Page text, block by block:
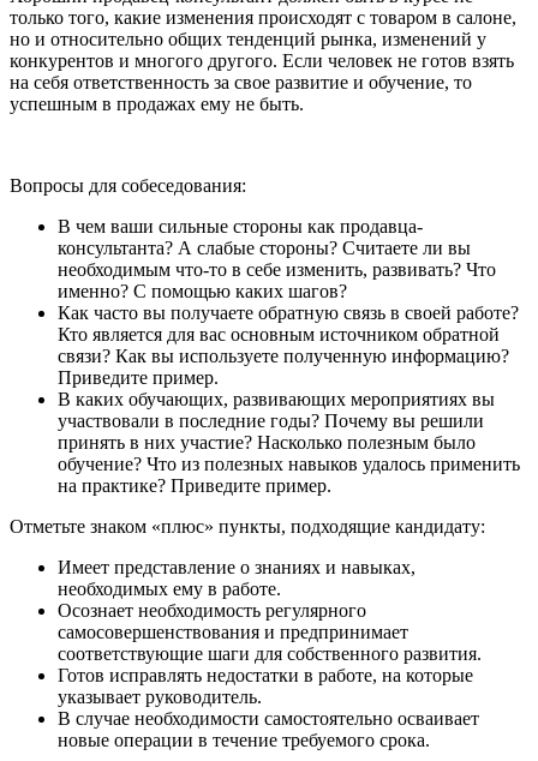
только того, какие изменения происходят с товаром в салоне,
но и относительно общих тенденций рынка, изменений у
конкурентов и многого другого. Если человек не готов взять
на себя ответственность за свое развитие и обучение, то
успешным в продажах ему не быть.
Вопросы для собеседования:
В чем ваши сильные стороны как продавца-
консультанта? А слабые стороны? Считаете ли вы
необходимым что-то в себе изменить, развивать? Что
именно? С помощью каких шагов?
Как часто вы получаете обратную связь в своей работе?
Кто является для вас основным источником обратной
связи? Как вы используете полученную информацию?
Приведите пример.
В каких обучающих, развивающих мероприятиях вы
участвовали в последние годы? Почему вы решили
принять в них участие? Насколько полезным было
обучение? Что из полезных навыков удалось применить
на практике? Приведите пример.
Отметьте знаком «плюс» пункты, подходящие кандидату:
Имеет представление о знаниях и навыках,
необходимых ему в работе.
Осознает необходимость регулярного
самосовершенствования и предпринимает
соответствующие шаги для собственного развития.
Готов исправлять недостатки в работе, на которые
указывает руководитель.
В случае необходимости самостоятельно осваивает
новые операции в течение требуемого срока.